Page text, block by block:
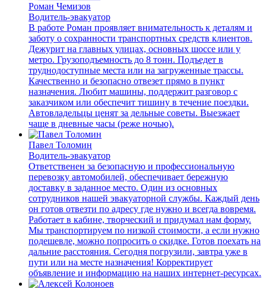
Роман Чемизов
Водитель-эвакуатор
В работе Роман проявляет внимательность к деталям и
заботу о сохранности транспортных средств клиентов.
Дежурит на главных улицах, основных шоссе или у
метро. Грузоподъемность до 8 тонн. Подъедет в
труднодоступные места или на загруженные трассы.
Качественно и безопасно отвезет прямо в пункт
назначения. Любит машины, поддержит разговор с
заказчиком или обеспечит тишину в течение поездки.
Автовладельцы ценят за дельные советы. Выезжает
чаще в дневные часы (реже ночью).
Павел Толомин
Водитель-эвакуатор
Ответственен за безопасную и профессиональную
перевозку автомобилей, обеспечивает бережную
доставку в заданное место. Один из основных
сотрудников нашей эвакуаторной службы. Каждый день
он готов отвезти по адресу где нужно и всегда вовремя.
Работает в кабине, творческий и придумал нам форму.
Мы транспортируем по низкой стоимости, а если нужно
подешевле, можно попросить о скидке. Готов поехать на
дальние расстояния. Сегодня погрузили, завтра уже в
пути или на месте назначения! Корректирует
объявление и информацию на наших интернет-ресурсах.